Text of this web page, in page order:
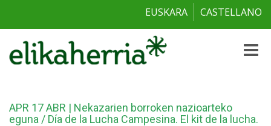
EUSKARA CASTELLANO
Toggle
APR 17 ABR | Nekazarien borroken nazioarteko
eguna / Día de la Lucha Campesina. El kit de la lucha.